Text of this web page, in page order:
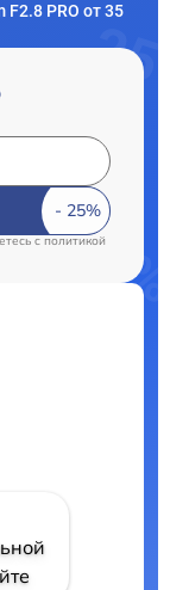
F2.8 PRO от 35
c политикой